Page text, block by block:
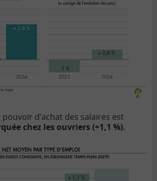
d’achat des salaires est
chez les ouvriers (+1,1 %).